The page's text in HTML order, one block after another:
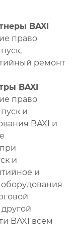
BAXI
право
ремонт
BAXI
право
и
BAXI и
и
и
BAXI всем